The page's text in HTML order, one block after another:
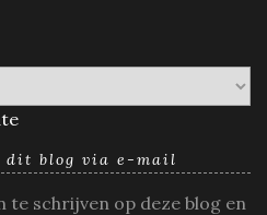
dit blog via e-mail
te schrijven op deze blog en